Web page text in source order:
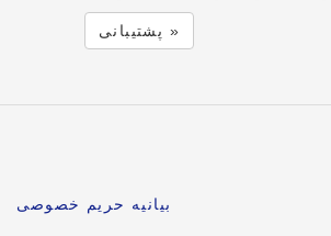
پشتیبانی »
بیانیه حریم خصوصی